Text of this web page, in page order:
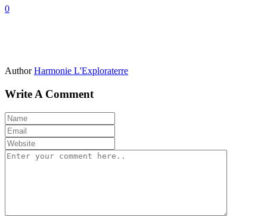
0
Author Harmonie L'Exploraterre
Write A Comment